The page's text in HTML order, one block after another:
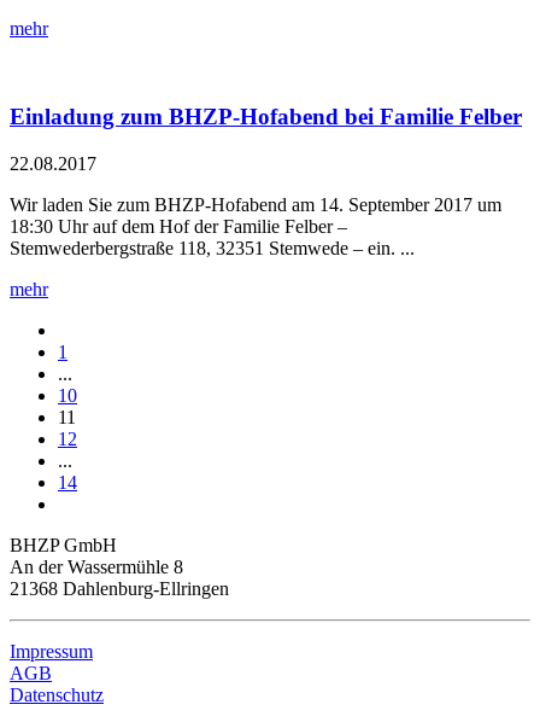
mehr
Einladung zum BHZP-Hofabend bei Familie Felber
22.08.2017
Wir laden Sie zum BHZP-Hofabend am 14. September 2017 um
18:30 Uhr auf dem Hof der Familie Felber –
Stemwederbergstraße 118, 32351 Stemwede – ein. ...
mehr
1
...
10
11
12
...
14
BHZP GmbH
An der Wassermühle 8
21368 Dahlenburg-Ellringen
Impressum
AGB
Datenschutz